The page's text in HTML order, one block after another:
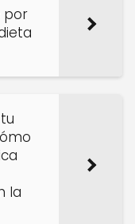
por
la